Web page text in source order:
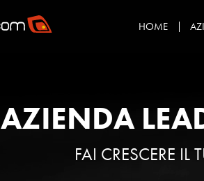
HOME
AZIENDA
FAI CRESCERE